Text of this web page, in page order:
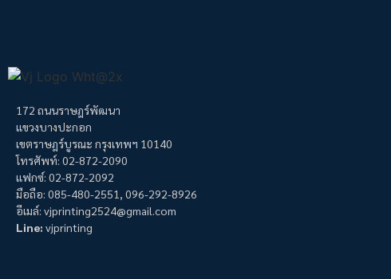
172 ถนนราษฎร์พัฒนา
แขวงบางปะกอก
เขตราษฎร์บูรณะ กรุงเทพฯ 10140
โทรศัพท์: 02-872-2090
แฟกซ์: 02-872-2092
มือถือ: 085-480-2551, 096-292-8926
อีเมล์: vjprinting2524@gmail.com
Line: vjprinting